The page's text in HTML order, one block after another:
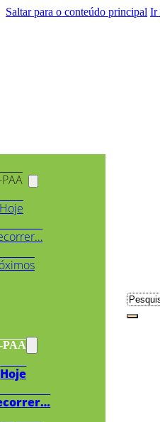
Saltar para o conteúdo principal Ir
PAA
Hoje